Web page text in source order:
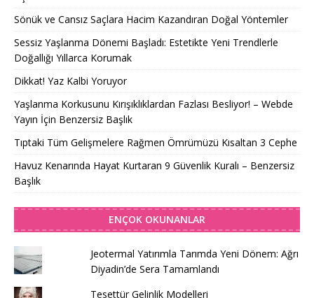
Sönük ve Cansız Saçlara Hacim Kazandıran Doğal Yöntemler
Sessiz Yaşlanma Dönemi Başladı: Estetikte Yeni Trendlerle
Doğallığı Yıllarca Korumak
Dikkat! Yaz Kalbi Yoruyor
Yaşlanma Korkusunu Kırışıklıklardan Fazlası Besliyor! – Webde
Yayın İçin Benzersiz Başlık
Tıptaki Tüm Gelişmelere Rağmen Ömrümüzü Kısaltan 3 Cephe
Havuz Kenarında Hayat Kurtaran 9 Güvenlik Kuralı – Benzersiz
Başlık
ENÇOK OKUNANLAR
Jeotermal Yatırımla Tarımda Yeni Dönem: Ağrı
Diyadin’de Sera Tamamlandı
Tesettür Gelinlik Modelleri